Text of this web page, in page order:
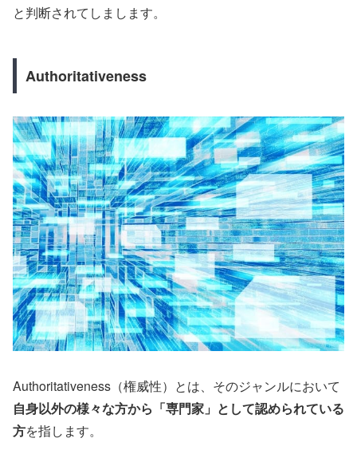
と判断されてしまします。
Authoritativeness
Authoritativeness（権威性）とは、そのジャンルにおいて
自身以外の様々な方から「専門家」として認められている
方を指します。